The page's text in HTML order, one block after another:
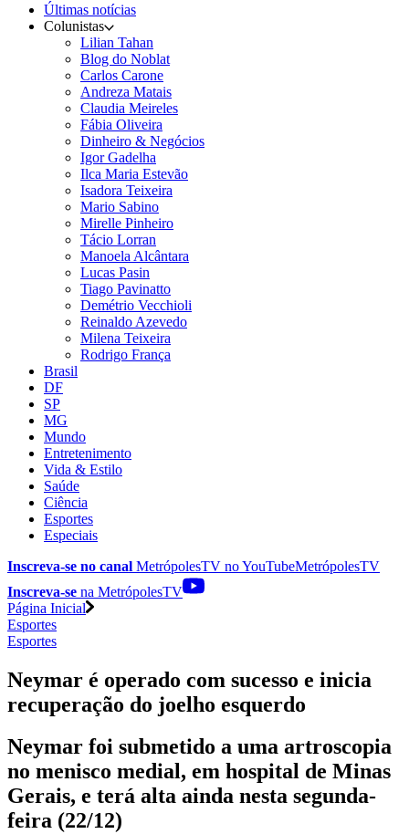
Últimas notícias
Colunistas
Lilian Tahan
Blog do Noblat
Carlos Carone
Andreza Matais
Claudia Meireles
Fábia Oliveira
Dinheiro & Negócios
Igor Gadelha
Ilca Maria Estevão
Isadora Teixeira
Mario Sabino
Mirelle Pinheiro
Tácio Lorran
Manoela Alcântara
Lucas Pasin
Tiago Pavinatto
Demétrio Vecchioli
Reinaldo Azevedo
Milena Teixeira
Rodrigo França
Brasil
DF
SP
MG
Mundo
Entretenimento
Vida & Estilo
Saúde
Ciência
Esportes
Especiais
Inscreva-se no canal MetrópolesTV noYouTubeMetrópolesTV
Inscreva-se na MetrópolesTV
Página Inicial
Esportes
Esportes
Neymar é operado com sucesso e inicia
recuperação do joelho esquerdo
Neymar foi submetido a uma artroscopia
no menisco medial, em hospital de Minas
Gerais, e terá alta ainda nesta segunda-
feira (22/12)